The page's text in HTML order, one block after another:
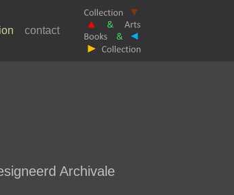
contact
Archivale